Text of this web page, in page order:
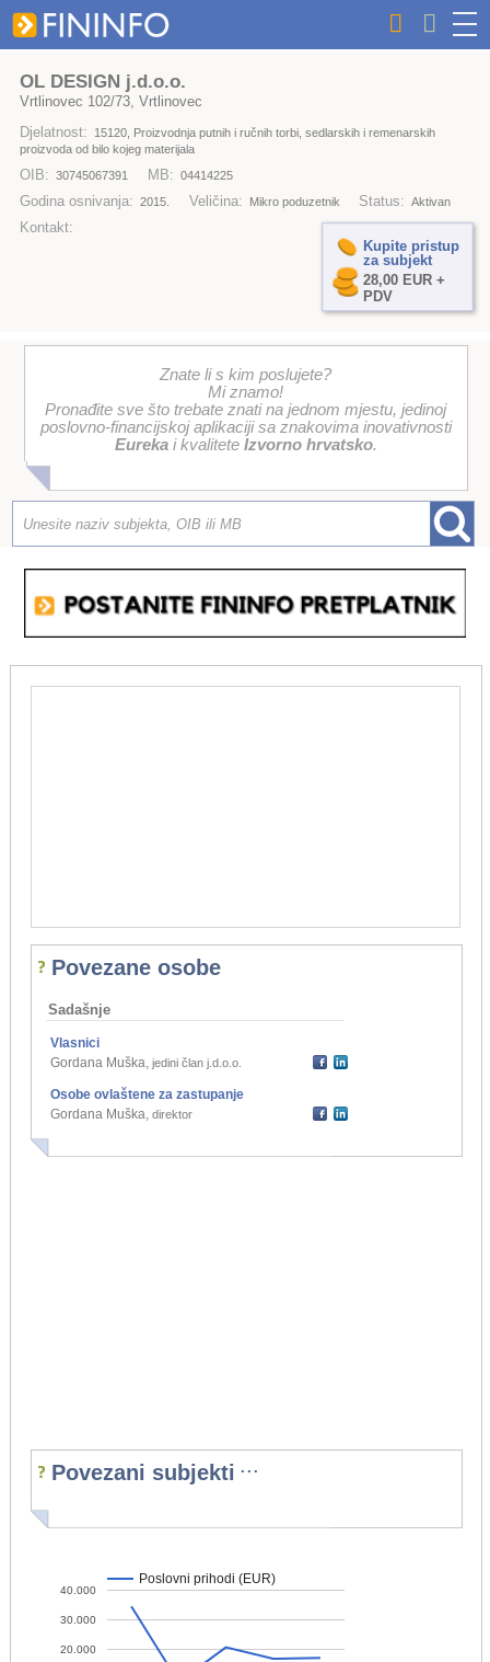
OL DESIGN j.d.o.o.
Vrtlinovec 102/73, Vrtlinovec
Djelatnost:
15120, Proizvodnja putnih i ručnih torbi, sedlarskih i remenarskih
proizvoda od bilo kojeg materijala
OIB: 30745067391 MB: 04414225
Godina osnivanja: 2015. Veličina: Mikro poduzetnik Status: Aktivan
Kontakt:
Kupite pristup
za subjekt
28,00 EUR +
PDV
Znate li s kim poslujete?
Mi znamo!
Pronađite sve što trebate znati na jednom mjestu, jedinoj
poslovno-financijskoj aplikaciji sa znakovima inovativnosti
Eurekai kvalitete Izvorno hrvatsko.
Povezane osobe
Sadašnje
Vlasnici
Gordana Muška, jedini član j.d.o.o.
Osobe ovlaštene za zastupanje
Gordana Muška, direktor
Povezani subjekti ...
Poslovni prihodi (EUR)
20.000
30.000
40.000